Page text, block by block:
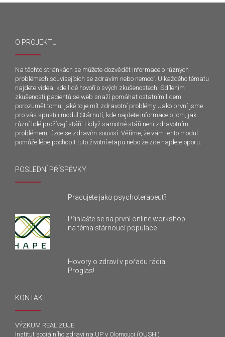
O PROJEKTU
Na těchto stránkách se můžete dozvědět informace o různých
problémech souvisejících se zdravím nebo nemocí. U každého tématu
najdete videa, kde lidé hovoří o svých zkušenostech. Sdílením
zkušeností pacientů se web snaží pomáhat ostatním lidem
porozumět tomu, jaké to je mít zdravotní problémy. Jako první jsme
pro vás spustili modul Stárnutí, kde najdete informace o tom, jak
různí lidé prožívají stáří. I když samotné stáří není zdravotním
problémem, úzce se zdravím souvisí. Věříme, že vám tento modul
pomůže lépe pochopit tuto životní etapu nebo že zde najdete oporu.
POSLEDNÍ PŘÍSPĚVKY
Pracujete jako psychoterapeut?
Přihlašte se na první online workshop
na téma stárnoucí populace
Hovory o zdraví v pořadu rádia
Proglas!
KONTAKT
VÝZKUM REALIZUJE
Institut sociálního zdraví na UP v Olomouci (OUSHI)